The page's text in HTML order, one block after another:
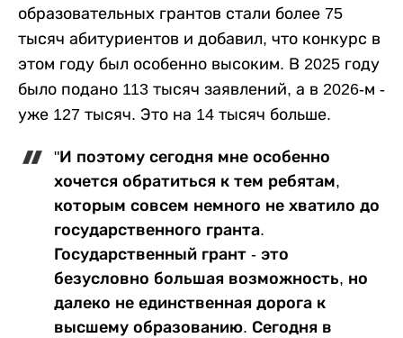
образовательных грантов стали более 75
тысяч абитуриентов и добавил, что конкурс в
этом году был особенно высоким. В 2025 году
было подано 113 тысяч заявлений, а в 2026-м -
уже 127 тысяч. Это на 14 тысяч больше.
"И поэтому сегодня мне особенно
хочется обратиться к тем ребятам,
которым совсем немного не хватило до
государственного гранта.
Государственный грант - это
безусловно большая возможность, но
далеко не единственная дорога к
высшему образованию. Сегодня в